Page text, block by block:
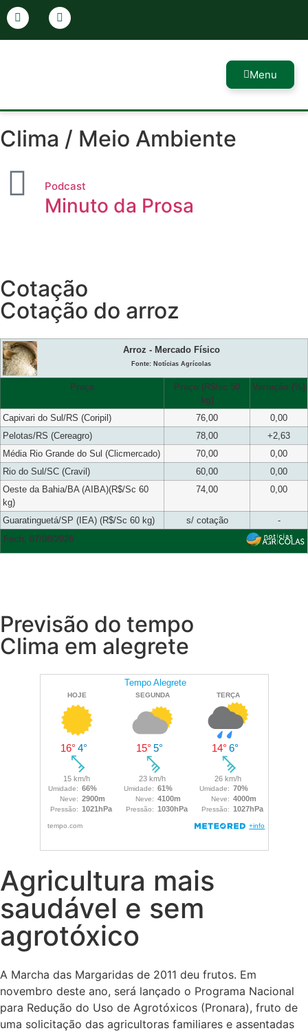
Menu
Clima / Meio Ambiente
Podcast
Minuto da Prosa
Cotação
Cotação do arroz
Arroz - Mercado Físico
Fonte: Notícias Agrícolas
Praça
Preço (R$/sc 50
kg)
Variação (%)
Capivari do Sul/RS (Coripil) 76,00
0,00
Pelotas/RS (Cereagro)
78,00
+2,63
Média Rio Grande do Sul (Clicmercado)
70,00
0,00
Rio do Sul/SC (Cravil)
60,00
0,00
Oeste da Bahia/BA (AIBA)(R$/Sc 60
kg)
74,00 0,00
Guaratinguetá/SP (IEA) (R$/Sc 60 kg) s/ cotação
-
Fech. 07/08/2026
Previsão do tempo
Clima em alegrete
Agricultura mais
saudável e sem
agrotóxico
A Marcha das Margaridas de 2011 deu frutos. Em
novembro deste ano, será lançado o Programa Nacional
para Redução do Uso de Agrotóxicos (Pronara), fruto de
uma solicitação das agricultoras familiares e assentadas